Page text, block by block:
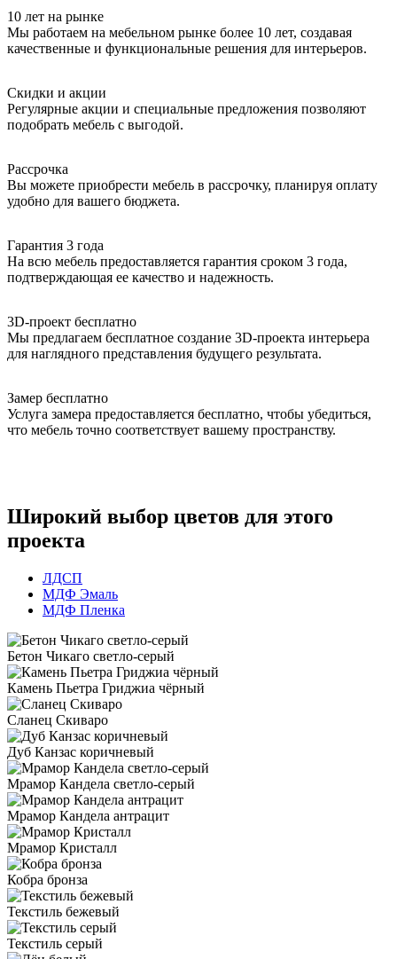
10 лет на рынке
Мы работаем на мебельном рынке более 10 лет, создавая
качественные и функциональные решения для интерьеров.
Скидки и акции
Регулярные акции и специальные предложения позволяют
подобрать мебель с выгодой.
Рассрочка
Вы можете приобрести мебель в рассрочку, планируя оплату
удобно для вашего бюджета.
Гарантия 3 года
На всю мебель предоставляется гарантия сроком 3 года,
подтверждающая ее качество и надежность.
3D-проект бесплатно
Мы предлагаем бесплатное создание 3D-проекта интерьера
для наглядного представления будущего результата.
Замер бесплатно
Услуга замера предоставляется бесплатно, чтобы убедиться,
что мебель точно соответствует вашему пространству.
Широкий выбор цветов для этого
проекта
ЛДСП
МДФ Эмаль
МДФ Пленка
Бетон Чикаго светло-серый
Камень Пьетра Гриджиа чёрный
Сланец Скиваро
Дуб Канзас коричневый
Мрамор Кандела cветло-серый
Мрамор Кандела антрацит
Мрамор Кристалл
Кобра бронза
Текстиль бежевый
Текстиль серый